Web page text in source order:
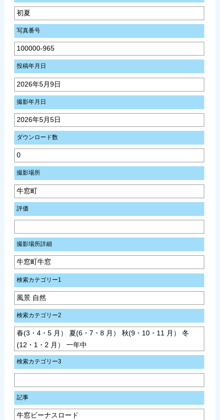
初夏
写真番号
100000-965
投稿年月日
2026年5月9日
撮影年月日
2026年5月5日
ダウンロード数
0
撮影場所
牛窓町
評価
撮影場所詳細
牛窓町牛窓
検索カテゴリー1
風景 自然
検索カテゴリー2
春(3・4・5 月） 夏(6・7・8 月） 秋(9・10・11 月） 冬
(12・1・2 月） 一年中
検索カテゴリー3
記事
牛窓ビーナスロード